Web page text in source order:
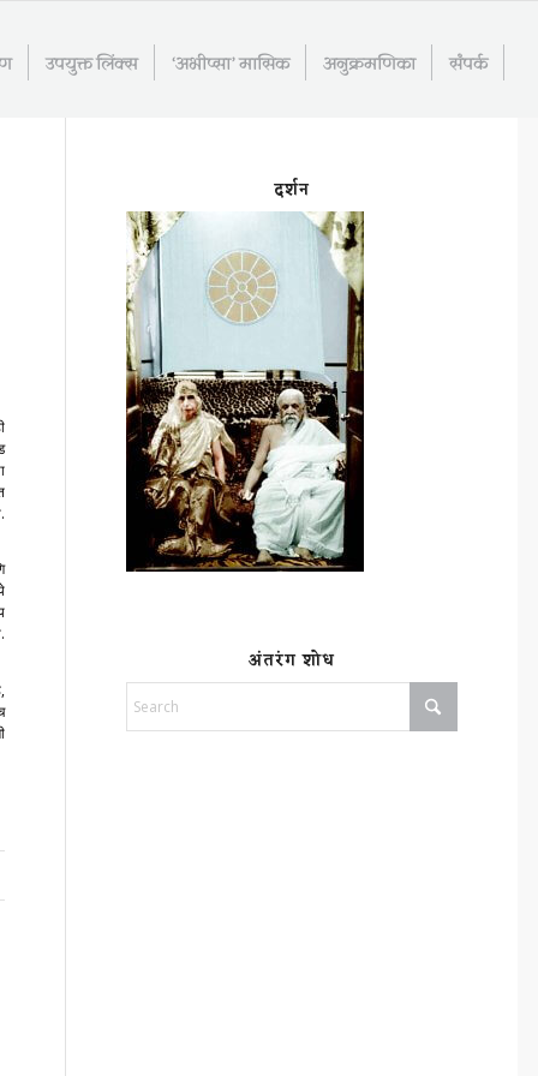
उपयुक्त लिंक्स ‘अभीप्सा’ मासिक अनुक्रमणिका संपर्क
दर्शन
अंतरंग शोध